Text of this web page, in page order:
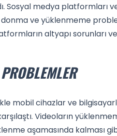
Sosyal medya platformları
donma ve yüklenmeme
altyapı sorunları
mobil cihazlar ve
Videoların
aşamasında kalması